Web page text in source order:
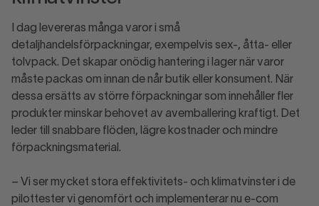
I dag levereras många varor i små
detaljhandelsförpackningar, exempelvis sex-, åtta- eller
tolvpack. Det skapar onödig hantering i lager när varor
måste packas om innan de når butik eller konsument. När
dessa ersätts av större förpackningar som innehåller fler
produkter minskar behovet av avemballering kraftigt. Det
leder till snabbare flöden, lägre kostnader och mindre
förpackningsmaterial.
– Vi ser mycket stora effektivitets- och klimatvinster i de
pilottester vi genomfört och implementerar nu e-com